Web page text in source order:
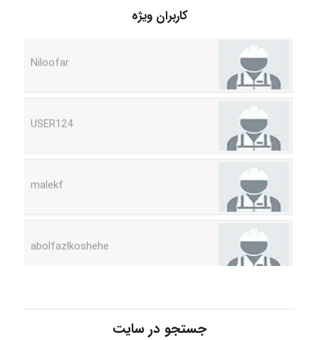
کاربران ویژه
جستجو در سایت